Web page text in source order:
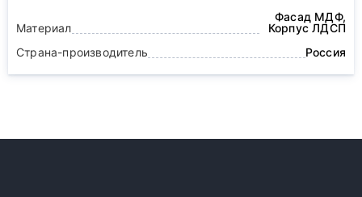
Материал
Фасад МДФ,
Корпус ЛДСП
Страна-производитель
Россия